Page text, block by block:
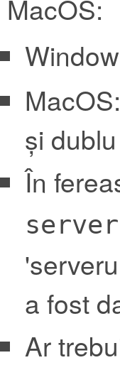
MacOS:
și
În
a fost
Ar